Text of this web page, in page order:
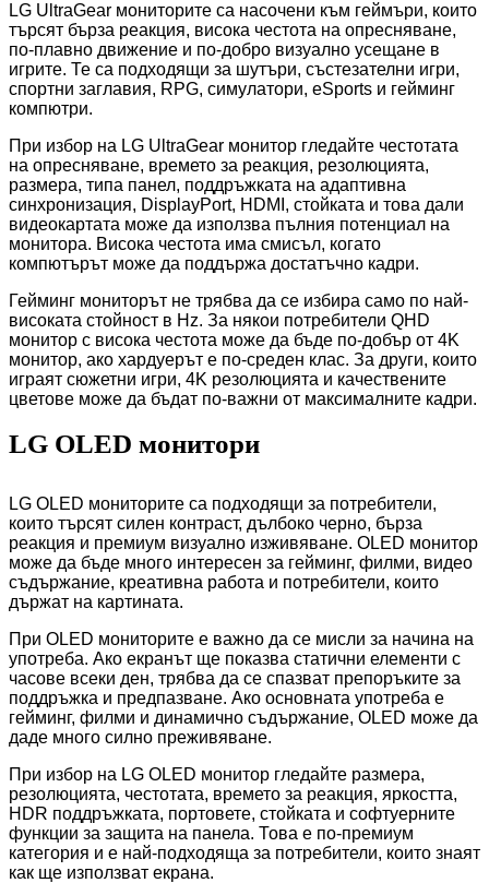
LG UltraGear мониторите са насочени към геймъри, които
търсят бърза реакция, висока честота на опресняване,
по-плавно движение и по-добро визуално усещане в
игрите. Те са подходящи за шутъри, състезателни игри,
спортни заглавия, RPG, симулатори, eSports и гейминг
компютри.
При избор на LG UltraGear монитор гледайте честотата
на опресняване, времето за реакция, резолюцията,
размера, типа панел, поддръжката на адаптивна
синхронизация, DisplayPort, HDMI, стойката и това дали
видеокартата може да използва пълния потенциал на
монитора. Висока честота има смисъл, когато
компютърът може да поддържа достатъчно кадри.
Гейминг мониторът не трябва да се избира само по най-
високата стойност в Hz. За някои потребители QHD
монитор с висока честота може да бъде по-добър от 4K
монитор, ако хардуерът е по-среден клас. За други, които
играят сюжетни игри, 4K резолюцията и качествените
цветове може да бъдат по-важни от максималните кадри.
LG OLED монитори
LG OLED мониторите са подходящи за потребители,
които търсят силен контраст, дълбоко черно, бърза
реакция и премиум визуално изживяване. OLED монитор
може да бъде много интересен за гейминг, филми, видео
съдържание, креативна работа и потребители, които
държат на картината.
При OLED мониторите е важно да се мисли за начина на
употреба. Ако екранът ще показва статични елементи с
часове всеки ден, трябва да се спазват препоръките за
поддръжка и предпазване. Ако основната употреба е
гейминг, филми и динамично съдържание, OLED може да
даде много силно преживяване.
При избор на LG OLED монитор гледайте размера,
резолюцията, честотата, времето за реакция, яркостта,
HDR поддръжката, портовете, стойката и софтуерните
функции за защита на панела. Това е по-премиум
категория и е най-подходяща за потребители, които знаят
как ще използват екрана.